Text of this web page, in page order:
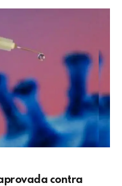
contra